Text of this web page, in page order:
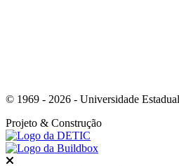
© 1969 - 2026 - Universidade
Projeto & Construção